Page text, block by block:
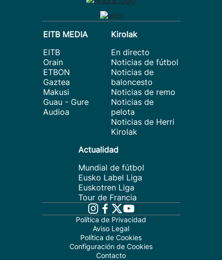
EITB MEDIA
EITB
Orain
ETBON
Gaztea
Makusi
Guau - Gure
Audioa
Kirolak
En directo
Noticias de fútbol
Noticias de
baloncesto
Noticias de remo
Noticias de
pelota
Noticias de Herri
Kirolak
Actualidad
Mundial de fútbol
Eusko Label Liga
Euskotren Liga
Tour de Francia
Política de Privacidad
Aviso Legal
Política de Cookies
Configuración de Cookies
Contacto